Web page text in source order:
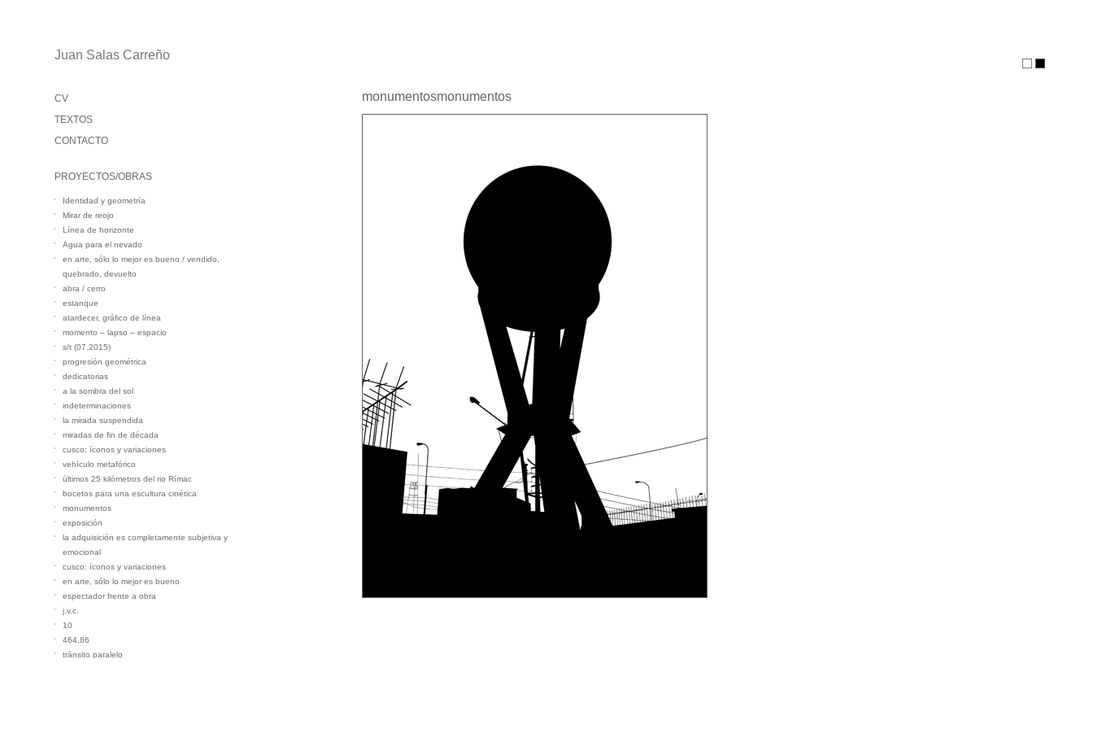
Juan Salas Carreño
CV
TEXTOS
CONTACTO
PROYECTOS/OBRAS
Identidad y geometría
Mirar de reojo
Línea de horizonte
Agua para el nevado
en arte, sólo lo mejor es bueno / vendido,
quebrado, devuelto
abra / cerro
estanque
atardecer, gráfico de línea
momento – lapso – espacio
s/t (07.2015)
progresión geométrica
dedicatorias
a la sombra del sol
indeterminaciones
la mirada suspendida
miradas de fin de década
cusco: íconos y variaciones
vehículo metafórico
últimos 25 kilómetros del rio Rímac
bocetos para una escultura cinética
monumentos
exposición
la adquisición es completamente subjetiva y
emocional
cusco: íconos y variaciones
en arte, sólo lo mejor es bueno
espectador frente a obra
j.v.c.
10
464,86
tránsito paralelo
monumentosmonumentos